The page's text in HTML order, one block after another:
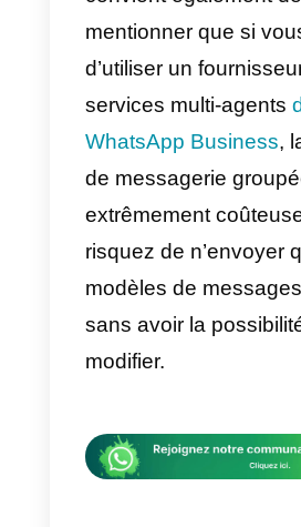
et n’encourage
de messages en
que WhatsApp
fonctionnalité,
pour autant
abuser et
en masse de
Cela indique
prudence. En